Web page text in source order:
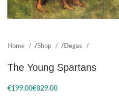
Home Shop Degas
The Young Spartans
€ €